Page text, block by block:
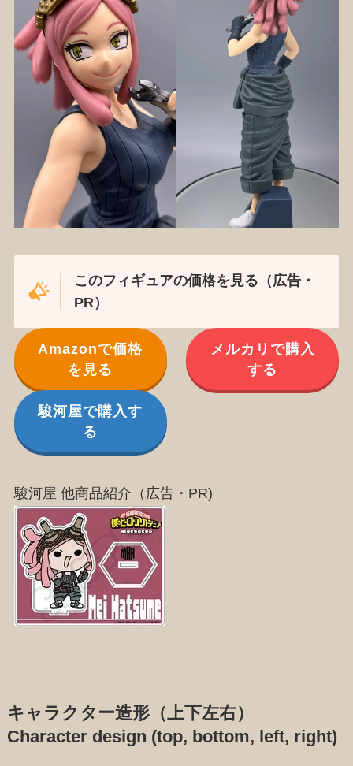
このフィギュアの価格を見る（広告・
PR）
Amazonで価格
を見る
メルカリで購入
する
駿河屋で購入す
る
駿河屋 他商品紹介（広告・PR)
キャラクター造形（上下左右）
Character design (top, bottom, left, right)